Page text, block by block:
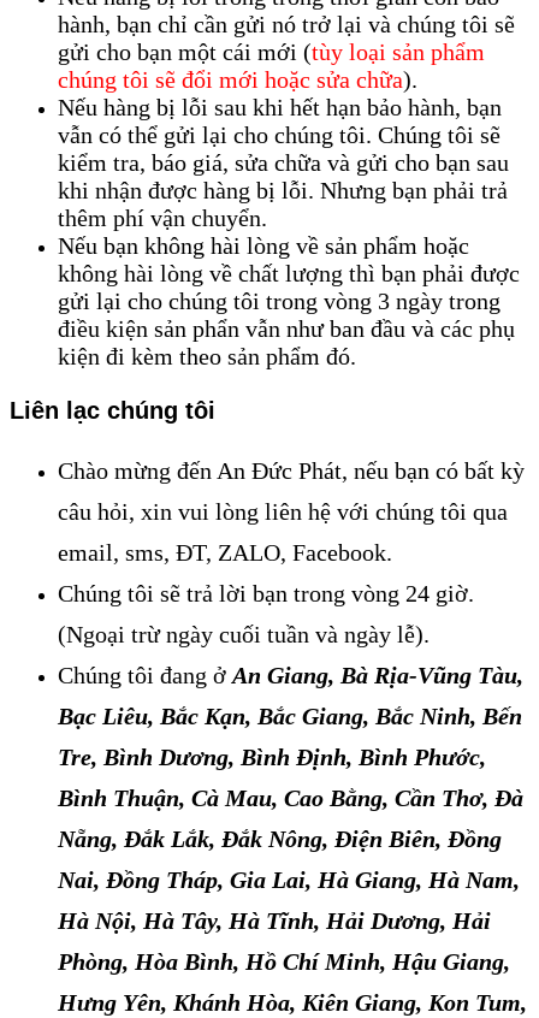
hành, bạn chỉ cần gửi nó trở lại và chúng tôi sẽ
gửi cho bạn một cái mới (tùy loại sản phẩm
chúng tôi sẽ đổi mới hoặc sửa chữa).
Nếu hàng bị lỗi sau khi hết hạn bảo hành, bạn
vẫn có thể gửi lại cho chúng tôi. Chúng tôi sẽ
kiểm tra, báo giá, sửa chữa và gửi cho bạn sau
khi nhận được hàng bị lỗi. Nhưng bạn phải trả
thêm phí vận chuyển.
Nếu bạn không hài lòng về sản phẩm hoặc
không hài lòng về chất lượng thì bạn phải được
gửi lại cho chúng tôi trong vòng 3 ngày trong
điều kiện sản phẩn vẫn như ban đầu và các phụ
kiện đi kèm theo sản phẩm đó.
Liên lạc chúng tôi
Chào mừng đến An Đức Phát, nếu bạn có bất kỳ
câu hỏi, xin vui lòng liên hệ với chúng tôi qua
email, sms, ĐT, ZALO, Facebook.
Chúng tôi sẽ trả lời bạn trong vòng 24 giờ.
(Ngoại trừ ngày cuối tuần và ngày lễ).
Chúng tôi đang ở An Giang, Bà Rịa-Vũng Tàu,
Bạc Liêu, Bắc Kạn, Bắc Giang, Bắc Ninh, Bến
Tre, Bình Dương, Bình Định, Bình Phước,
Bình Thuận, Cà Mau, Cao Bằng, Cần Thơ, Đà
Nẵng, Đắk Lắk, Đắk Nông, Điện Biên, Đồng
Nai, Đồng Tháp, Gia Lai, Hà Giang, Hà Nam,
Hà Nội, Hà Tây, Hà Tĩnh, Hải Dương, Hải
Phòng, Hòa Bình, Hồ Chí Minh, Hậu Giang,
Hưng Yên, Khánh Hòa, Kiên Giang, Kon Tum,